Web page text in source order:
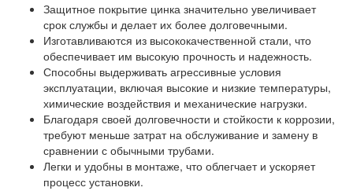
Защитное покрытие цинка значительно увеличивает
срок службы и делает их более долговечными.
Изготавливаются из высококачественной стали, что
обеспечивает им высокую прочность и надежность.
Способны выдерживать агрессивные условия
эксплуатации, включая высокие и низкие температуры,
химические воздействия и механические нагрузки.
Благодаря своей долговечности и стойкости к коррозии,
требуют меньше затрат на обслуживание и замену в
сравнении с обычными трубами.
Легки и удобны в монтаже, что облегчает и ускоряет
процесс установки.